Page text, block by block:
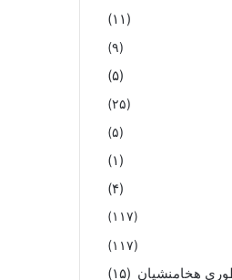
(۱۱)
(۹)
(۵)
(۲۵)
(۵)
(۱)
(۴)
(۱۱۷)
(۱۱۷)
هخامنشیان (۱۵)